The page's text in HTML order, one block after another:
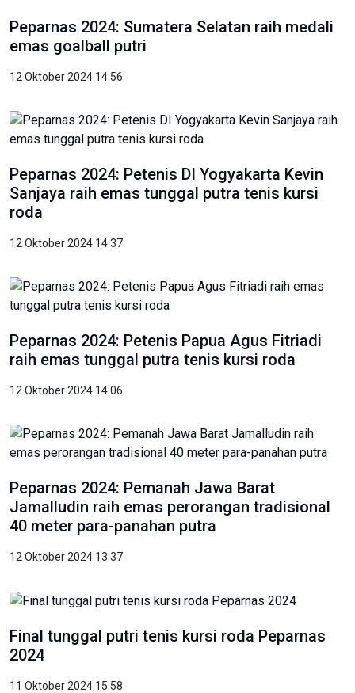
Peparnas 2024: Sumatera Selatan raih medali
emas goalball putri
12 Oktober 2024 14:56
Peparnas 2024: Petenis DI Yogyakarta Kevin
Sanjaya raih emas tunggal putra tenis kursi
roda
12 Oktober 2024 14:37
Peparnas 2024: Petenis Papua Agus Fitriadi
raih emas tunggal putra tenis kursi roda
12 Oktober 2024 14:06
Peparnas 2024: Pemanah Jawa Barat
Jamalludin raih emas perorangan tradisional
40 meter para-panahan putra
12 Oktober 2024 13:37
Final tunggal putri tenis kursi roda Peparnas
2024
11 Oktober 2024 15:58